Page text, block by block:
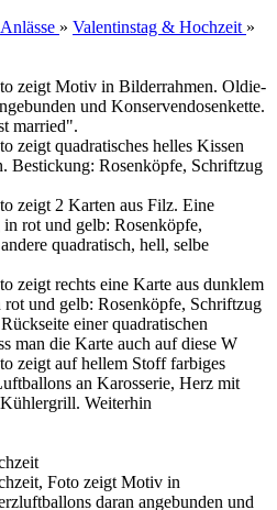
Anlässe » Valentinstag & Hochzeit »